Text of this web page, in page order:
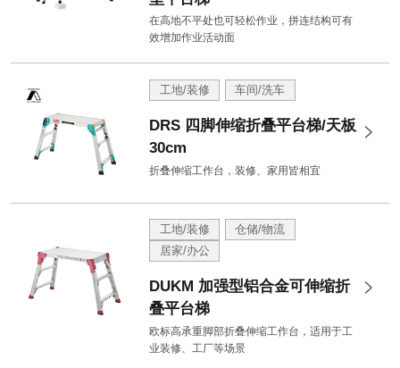
在高地不平处也可轻松作业，拼连结构可有
效增加作业活动面
工地/装修 车间/洗车
DRS 四脚伸缩折叠平台梯/天板
30cm
折叠伸缩工作台，装修、家用皆相宜
工地/装修
仓储/物流
居家/办公
DUKM 加强型铝合金可伸缩折
叠平台梯
欧标高承重脚部折叠伸缩工作台，适用于工
业装修、工厂等场景